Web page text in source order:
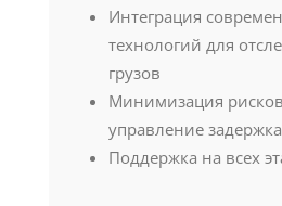
Интеграция
технологий для
грузов
Минимизация
управление
Поддержка на всех